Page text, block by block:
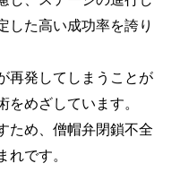
した高い成功率を誇り
再発してしまうことが
をめざしています。
ため、僧帽弁閉鎖不全
れです。